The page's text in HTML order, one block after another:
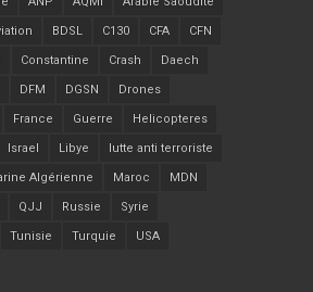
BDSL C130 CFA CFN
Constantine Crash Daech
DFM DGSN Drones
France Guerre Helicopteres
Israel Libye lutte anti terroriste
Algérienne Maroc MDN
QJJ Russie Syrie
Tunisie Turquie USA